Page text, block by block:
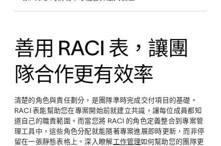
善用 RACI 表，讓團
隊合作更有效率
清楚的角色與責任劃分，是團隊準時完成交付項目的基礎。
RACI 表能幫助您在專案開始前就建立共識，讓每位成員都知
道自己的職責範圍。而當您將 RACI 的角色定義整合到專案管
理工具中，這些角色分配就能隨著專案進展即時更新，而非停
留在一張靜態表格上。深入瞭解工作管理如何幫助您的團隊更